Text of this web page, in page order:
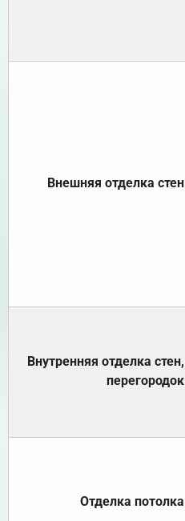
Внешняя отделка стен
Внутренняя отделка стен,
перегородок
Отделка потолка